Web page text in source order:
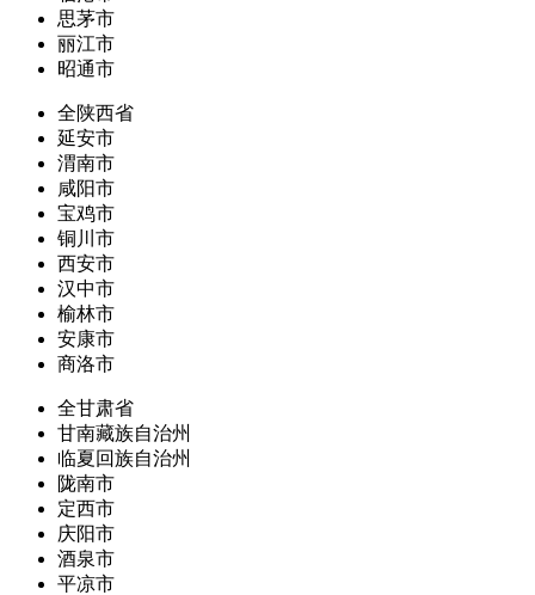
思茅市
丽江市
昭通市
全陕西省
延安市
渭南市
咸阳市
宝鸡市
铜川市
西安市
汉中市
榆林市
安康市
商洛市
全甘肃省
甘南藏族自治州
临夏回族自治州
陇南市
定西市
庆阳市
酒泉市
平凉市